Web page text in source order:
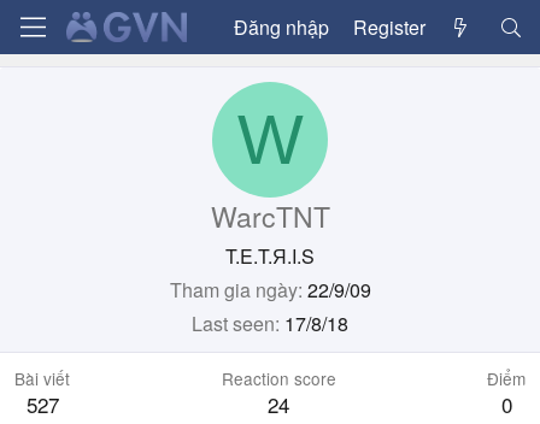
Đăng nhập Register
W
WarcTNT
T.E.T.Я.I.S
Tham gia ngày 22/9/09
Last seen 17/8/18
Bài viết
527
Reaction score
24
Điểm
0